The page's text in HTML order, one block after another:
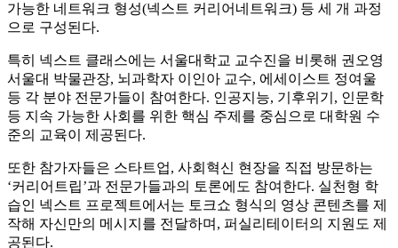
가능한 네트워크 형성(넥스트 커리어네트워크) 등 세 개 과정
으로 구성된다.
특히 넥스트 클래스에는 서울대학교 교수진을 비롯해 권오영
서울대 박물관장, 뇌과학자 이인아 교수, 에세이스트 정여울
등 각 분야 전문가들이 참여한다. 인공지능, 기후위기, 인문학
등 지속 가능한 사회를 위한 핵심 주제를 중심으로 대학원 수
준의 교육이 제공된다.
또한 참가자들은 스타트업, 사회혁신 현장을 직접 방문하는
‘커리어트립’과 전문가들과의 토론에도 참여한다. 실천형 학
습인 넥스트 프로젝트에서는 토크쇼 형식의 영상 콘텐츠를 제
작해 자신만의 메시지를 전달하며, 퍼실리테이터의 지원도 제
공된다.